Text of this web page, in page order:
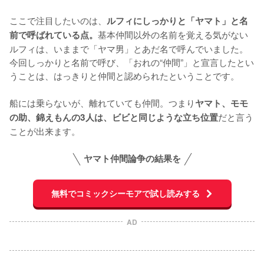
ここで注目したいのは、 ルフィにしっかりと「ヤマト」と名
前で呼ばれている点。 基本仲間以外の名前を覚える気がない
ルフィは、いままで「ヤマ男」とあだ名で呼んでいました。
今回しっかりと名前で呼び、「おれの“仲間”」と宣言したとい
うことは、はっきりと仲間と認められたということです。
船には乗らないが、離れていても仲間。つまりヤマト、モモ
の助、錦えもんの3人は、ビビと同じような立ち位置だと言う
ことが出来ます。
ヤマト仲間論争の結果を
無料でコミックシーモアで試し読みする
AD